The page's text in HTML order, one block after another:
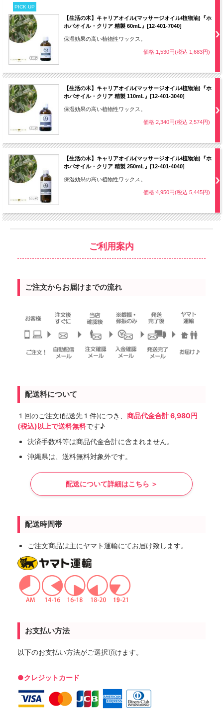
PICK UP
【生活の木】キャリアオイル(マッサージオイル/植物油)『ホ
ホバオイル・クリア 精製 60mL』[12-401-7040]
保湿効果の高い植物性ワックス。
価格:1,530円(税込 1,683円)
【生活の木】キャリアオイル(マッサージオイル/植物油)『ホ
ホバオイル・クリア 精製 110mL』[12-401-3040]
保湿効果の高い植物性ワックス。
価格:2,340円(税込 2,574円)
【生活の木】キャリアオイル(マッサージオイル/植物油)『ホ
ホバオイル・クリア 精製 250mL』[12-401-4040]
保湿効果の高い植物性ワックス。
価格:4,950円(税込 5,445円)
ご利用案内
ご注文からお届けまでの流れ
配送料について
１回のご注文(配送先１件)につき、 商品代金合計 6,980円
(税込)以上で送料無料です♪
決済手数料等は商品代金合計に含まれません。
沖縄県は、送料無料対象外です。
配送について詳細はこちら ＞
配送時間帯
ご注文商品は主にヤマト運輸にてお届け致します。
お支払い方法
以下のお支払い方法がご選択頂けます。
●クレジットカード